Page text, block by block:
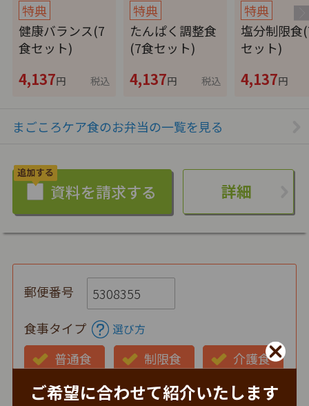
ご希望に合わせて紹介いたします
特典
健康バランス(7
食セット)
4,137円 税込
特典
たんぱく調整食
(7食セット)
4,137円 税込
特典
塩分制限食
セット)
4,137円
まごころケア食のお弁当の一覧を見る
詳細
郵便番号
食事タイプ 選び方
普通食 制限食
介護食
お弁当の状態